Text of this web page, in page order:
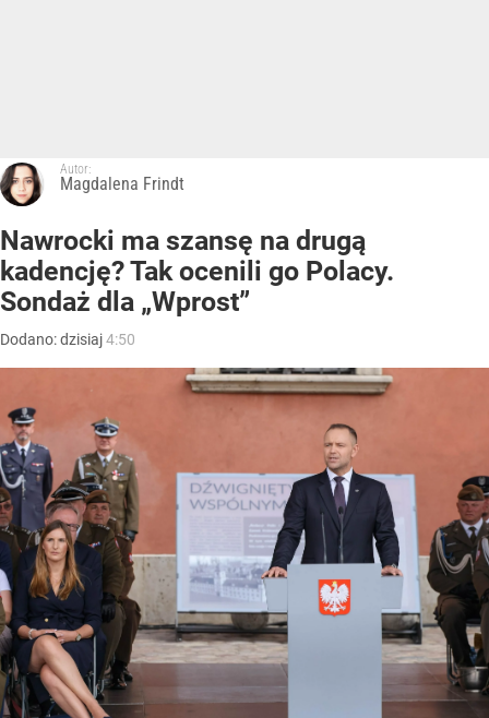
Autor:
Magdalena Frindt
Nawrocki ma szansę na drugą
kadencję? Tak ocenili go Polacy.
Sondaż dla „Wprost”
Dodano:dzisiaj4:50